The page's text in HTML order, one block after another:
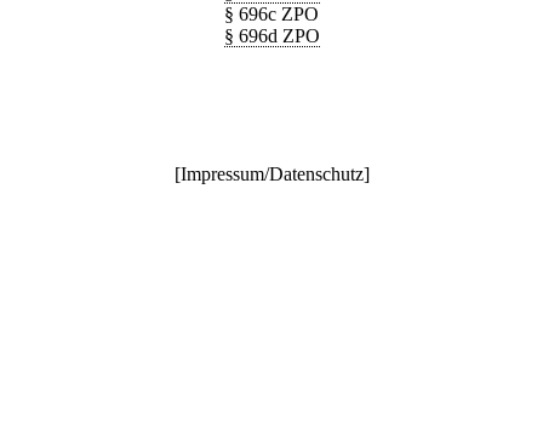
§ 696c ZPO
§ 696d ZPO
[Impressum/Datenschutz]